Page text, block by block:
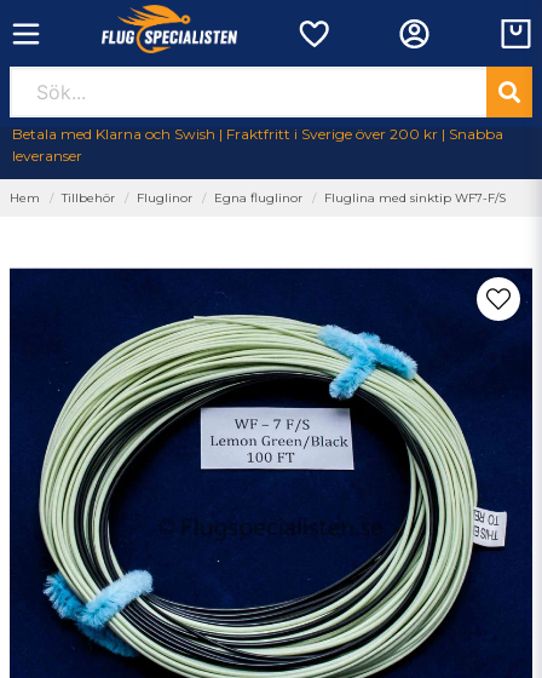
Betala med Klarna och Swish | Fraktfritt i Sverige över 200 kr | Snabba
leveranser
Hem Tillbehör Fluglinor Egna fluglinor Fluglina med sinktip WF7-F/S